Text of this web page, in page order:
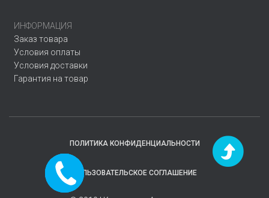
ИНФОРМАЦИЯ
Заказ товара
Условия оплаты
Условия доставки
Гарантия на товар
ПОЛИТИКА КОНФИДЕНЦИАЛЬНОСТИ
ПОЛЬЗОВАТЕЛЬСКОЕ СОГЛАШЕНИЕ
Заказать
звонок